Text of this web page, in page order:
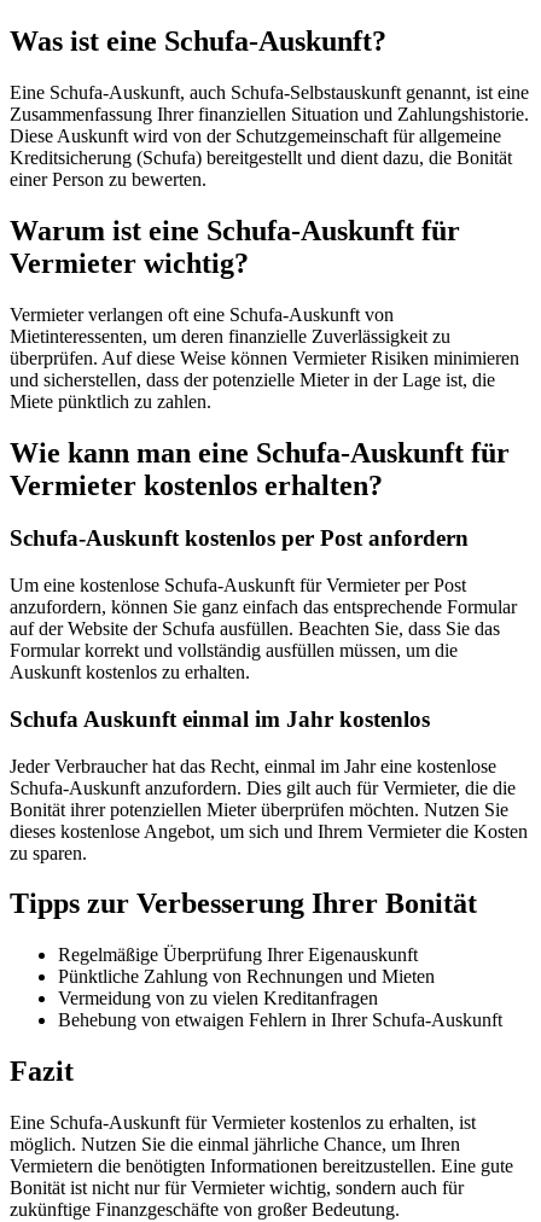
Was ist eine Schufa-Auskunft?
Eine Schufa-Auskunft, auch Schufa-Selbstauskunft genannt, ist eine
Zusammenfassung Ihrer finanziellen Situation und Zahlungshistorie.
Diese Auskunft wird von der Schutzgemeinschaft für allgemeine
Kreditsicherung (Schufa) bereitgestellt und dient dazu, die Bonität
einer Person zu bewerten.
Warum ist eine Schufa-Auskunft für
Vermieter wichtig?
Vermieter verlangen oft eine Schufa-Auskunft von
Mietinteressenten, um deren finanzielle Zuverlässigkeit zu
überprüfen. Auf diese Weise können Vermieter Risiken minimieren
und sicherstellen, dass der potenzielle Mieter in der Lage ist, die
Miete pünktlich zu zahlen.
Wie kann man eine Schufa-Auskunft für
Vermieter kostenlos erhalten?
Schufa-Auskunft kostenlos per Post anfordern
Um eine kostenlose Schufa-Auskunft für Vermieter per Post
anzufordern, können Sie ganz einfach das entsprechende Formular
auf der Website der Schufa ausfüllen. Beachten Sie, dass Sie das
Formular korrekt und vollständig ausfüllen müssen, um die
Auskunft kostenlos zu erhalten.
Schufa Auskunft einmal im Jahr kostenlos
Jeder Verbraucher hat das Recht, einmal im Jahr eine kostenlose
Schufa-Auskunft anzufordern. Dies gilt auch für Vermieter, die die
Bonität ihrer potenziellen Mieter überprüfen möchten. Nutzen Sie
dieses kostenlose Angebot, um sich und Ihrem Vermieter die Kosten
zu sparen.
Tipps zur Verbesserung Ihrer Bonität
Regelmäßige Überprüfung Ihrer Eigenauskunft
Pünktliche Zahlung von Rechnungen und Mieten
Vermeidung von zu vielen Kreditanfragen
Behebung von etwaigen Fehlern in Ihrer Schufa-Auskunft
Fazit
Eine Schufa-Auskunft für Vermieter kostenlos zu erhalten, ist
möglich. Nutzen Sie die einmal jährliche Chance, um Ihren
Vermietern die benötigten Informationen bereitzustellen. Eine gute
Bonität ist nicht nur für Vermieter wichtig, sondern auch für
zukünftige Finanzgeschäfte von großer Bedeutung.